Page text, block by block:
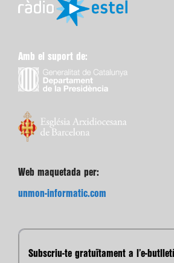
Amb el suport de:
Web maquetada per:
unmon-informatic.com
Subscriu-te gratuïtament a l’e-